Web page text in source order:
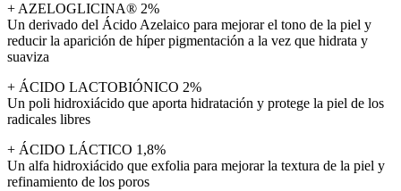
+ AZELOGLICINA® 2%
Un derivado del Ácido Azelaico para mejorar el tono de la piel y
reducir la aparición de híper pigmentación a la vez que hidrata y
suaviza
+ ÁCIDO LACTOBIÓNICO 2%
Un poli hidroxiácido que aporta hidratación y protege la piel de los
radicales libres
+ ÁCIDO LÁCTICO 1,8%
Un alfa hidroxiácido que exfolia para mejorar la textura de la piel y
refinamiento de los poros